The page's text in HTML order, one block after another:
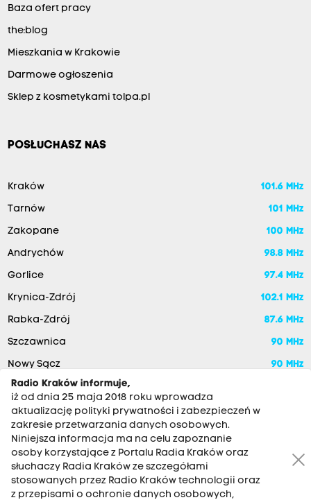
Baza ofert pracy
the:blog
Mieszkania w Krakowie
Darmowe ogłoszenia
Sklep z kosmetykami tolpa.pl
POSŁUCHASZ NAS
Kraków 101.6 MHz
Tarnów 101 MHz
Zakopane 100 MHz
Andrychów 98.8 MHz
Gorlice 97.4 MHz
Krynica-Zdrój 102.1 MHz
Rabka-Zdrój 87.6 MHz
Szczawnica 90 MHz
Nowy Sącz 90 MHz
RADIO KRAKÓW SA. Aleja Juliusza Słowackiego 22, 30-007
Radio Kraków informuje,
iż od dnia 25 maja 2018 roku wprowadza
aktualizację polityki prywatności i zabezpieczeń w
zakresie przetwarzania danych osobowych.
Niniejsza informacja ma na celu zapoznanie
osoby korzystające z Portalu Radia Kraków oraz
słuchaczy Radia Kraków ze szczegółami
stosowanych przez Radio Kraków technologii oraz
z przepisami o ochronie danych osobowych,